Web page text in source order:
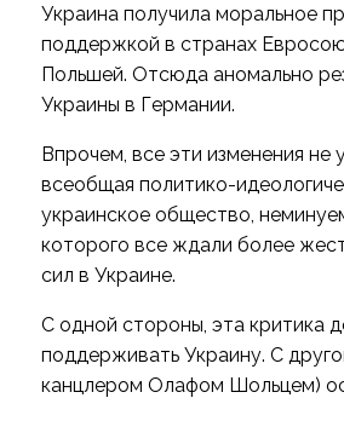
Украина получила моральное
поддержкой в странах
Польшей. Отсюда аномально
Украины в Германии.
Впрочем, все эти изменения
всеобщая политико-
украинское общество,
которого все ждали более
сил в Украине.
С одной стороны, эта критика
поддерживать Украину. С
канцлером Олафом Шольцем)